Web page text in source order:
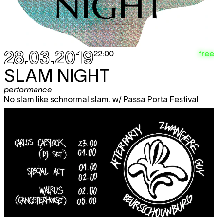
28.03.201922:00 free
SLAM NIGHT
performance
No slam like schnormal slam. w/ Passa Porta Festival